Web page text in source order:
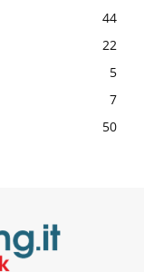
44
22
5
7
50